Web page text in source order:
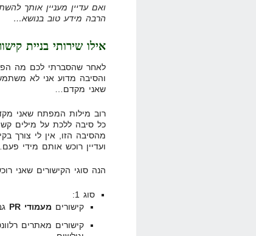
ואם עדיין מעניין אותך
הרבה מידע טוב בנושא…
אילו שירותי בניית
לאחר שהסברתי לכם מה
והסיבה מדוע אני לא
שאני מקדם…
רוב מילות המפתח שאני
כל סיבה ללכת על מילים
ועדיין רוכש אותם מידי
הנה סוגי הקישורים שאני
סוג 1:
קישורים מעמודי PR
קישורים מאתרים